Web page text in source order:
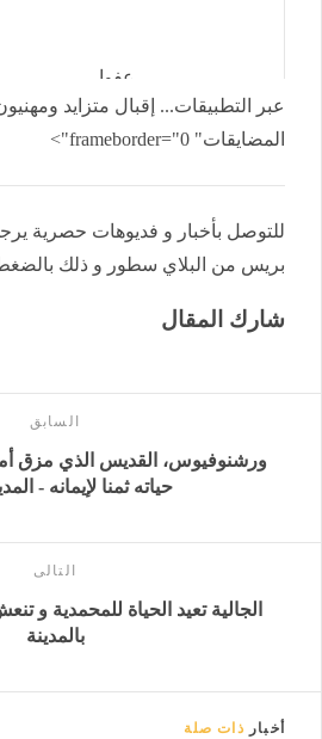
عبر التطبيقات... إقبال متزايد
المضايقات" frameborder="0">
للتوصل بأخبار و فديوهات حصرية
بريس من البلاي سطور و ذلك
شارك المقال
السابق
ورشنوفيوس، القديس الذي مزق
حياته ثمنا لإيمانه -
التالى
الجالية تعيد الحياة للمحمدية و
بالمدينة
أخبار ذات صلة